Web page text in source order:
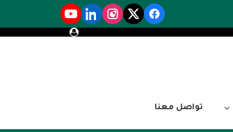
تواصل معنا